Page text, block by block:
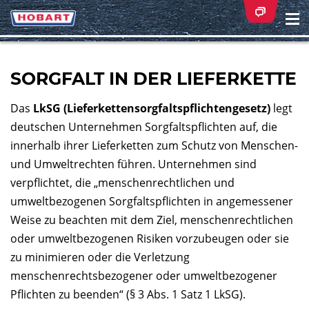
SORGFALT IN DER LIEFERKETTE
Das LkSG (Lieferkettensorgfaltspflichtengesetz) legt
deutschen Unternehmen Sorgfaltspflichten auf, die
innerhalb ihrer Lieferketten zum Schutz von Menschen-
und Umweltrechten führen. Unternehmen sind
verpflichtet, die „menschenrechtlichen und
umweltbezogenen Sorgfaltspflichten in angemessener
Weise zu beachten mit dem Ziel, menschenrechtlichen
oder umweltbezogenen Risiken vorzubeugen oder sie
zu minimieren oder die Verletzung
menschenrechtsbezogener oder umweltbezogener
Pflichten zu beenden“ (§ 3 Abs. 1 Satz 1 LkSG).